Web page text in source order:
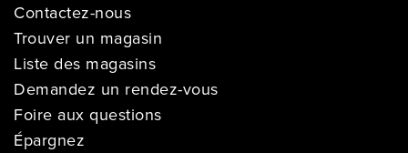
Contactez-nous
Trouver un magasin
Liste des magasins
Demandez un rendez-vous
Foire aux questions
Épargnez